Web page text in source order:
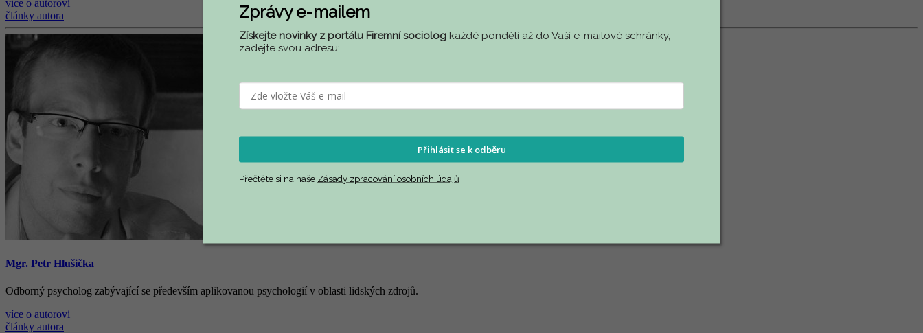
více o autorovi
články autora
Mgr. Petr Hlušička
Odborný psycholog zabývající se především aplikovanou psychologií v oblasti lidských zdrojů.
více o autorovi
články autora
Zprávy e-mailem
Získejte novinky z portálu Firemní sociolog každé pondělí až do Vaší e-mailové schránky,
zadejte svou adresu:
Přihlásit se k odběru
Přečtěte si na naše Zásady zpracování osobních údajů